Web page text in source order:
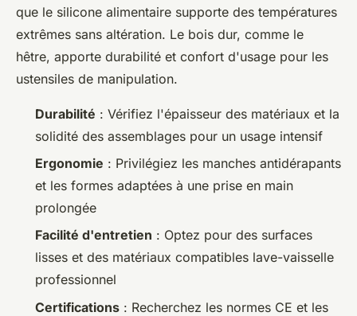
que le silicone alimentaire supporte des températures
extrêmes sans altération. Le bois dur, comme le
hêtre, apporte durabilité et confort d'usage pour les
ustensiles de manipulation.
Durabilité : Vérifiez l'épaisseur des matériaux et la
solidité des assemblages pour un usage intensif
Ergonomie : Privilégiez les manches antidérapants
et les formes adaptées à une prise en main
prolongée
Facilité d'entretien : Optez pour des surfaces
lisses et des matériaux compatibles lave-vaisselle
professionnel
Certifications : Recherchez les normes CE et les